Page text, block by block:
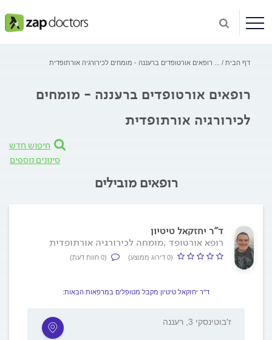
דף הבית רופאים אורטופדים ברעננה - מומחים לכירורגיה אורתופדית
רופאים אורטופדים ברעננה - מומחים
לכירורגיה אורתופדית
חיפוש חדש
סינונים נוספים
רופאים מובילים
ד"ר יחזקאל טיטיון
רופא אורטופד ,מומחה לכירורגיה אורתופדית
(0 דירוג ממוצע) (0 חוות דעת)
ד"ר יחזקאל טיטיון מקבל מטופלים במרפאות הבאות:
ז'בוטינסקי 3, רעננה